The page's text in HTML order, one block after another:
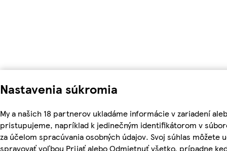
Nastavenia súkromia
My a našich 18 partnerov ukladáme informácie v zariadení
pristupujeme, napríklad k jedinečným identifikátorom v
za účelom spracúvania osobných údajov. Svoj súhlas môžete
spravovať voľbou Prijať alebo Odmietnuť všetko, prípadne